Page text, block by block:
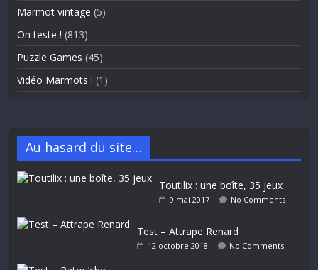
Marmot vintage (5)
On teste ! (813)
Puzzle Games (45)
Vidéo Marmots ! (1)
Au hasard du site…
Toutilix : une boîte, 35 jeux
9 mai 2017 No Comments
Test – Attrape Renard
12 octobre 2018 No Comments